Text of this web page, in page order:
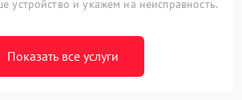
устройство и укажем на неисправность.
Показать все услуги